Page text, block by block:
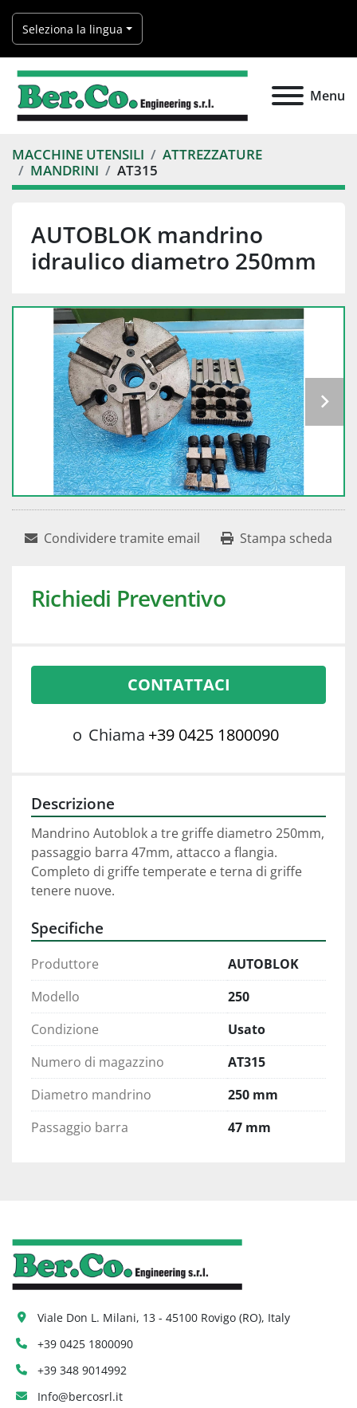
Seleziona la lingua
Menu
MACCHINE UTENSILI
ATTREZZATURE
MANDRINI
AT315
AUTOBLOK mandrino
idraulico diametro 250mm
Condividere tramite email Stampa scheda
Richiedi Preventivo
CONTATTACI
o Chiama +39 0425 1800090
Descrizione
Mandrino Autoblok a tre griffe diametro 250mm,
passaggio barra 47mm, attacco a flangia.
Completo di griffe temperate e terna di griffe
tenere nuove.
Specifiche
Produttore
AUTOBLOK
Modello
250
Condizione
Usato
Numero di magazzino
AT315
Diametro mandrino
250 mm
Passaggio barra
47 mm
Viale Don L. Milani, 13 - 45100 Rovigo (RO), Italy
+39 0425 1800090
+39 348 9014992
Info@bercosrl.it